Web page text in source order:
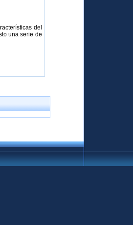
del
una serie de